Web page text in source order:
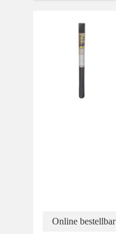
Online bestellbar